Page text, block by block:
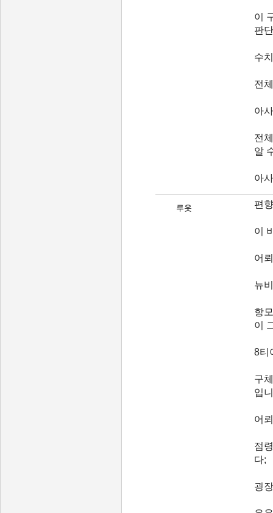
이
판
수
전
아
전
알
아
루옷 편
이
어
뉴
항
이
8티
구
입
어
점
다;
굉